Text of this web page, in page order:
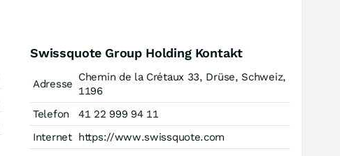
Swissquote Group Holding Kontakt
Adresse
Chemin de la Crétaux 33, Drüse, Schweiz,
1196
Telefon
41 22 999 94 11
Internet https://www.swissquote.com